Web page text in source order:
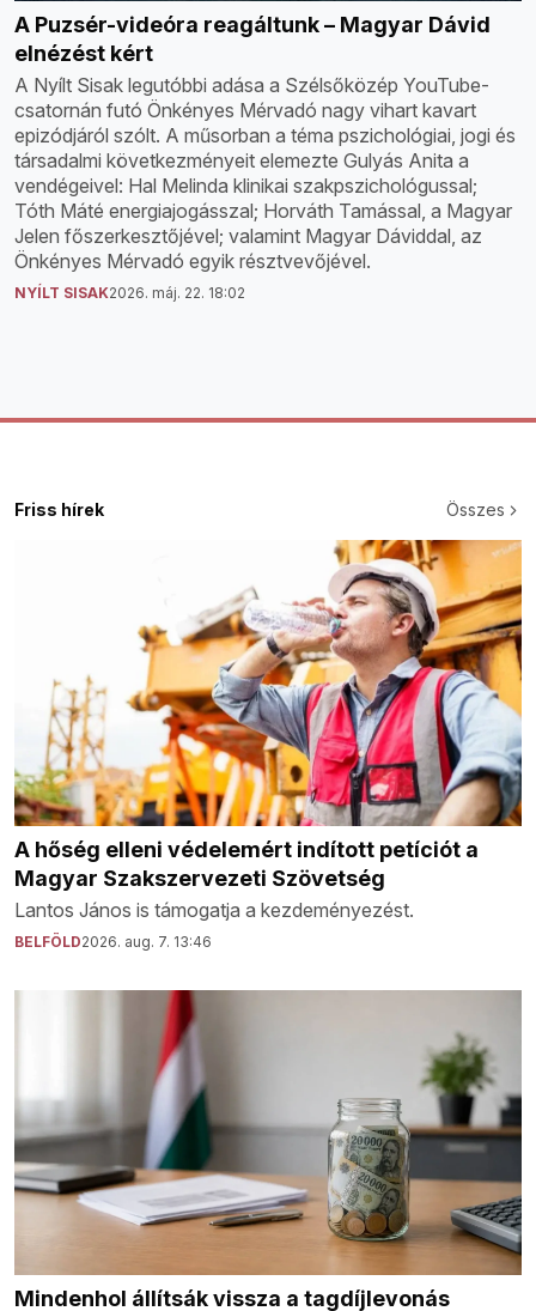
A Puzsér-videóra reagáltunk – Magyar Dávid
elnézést kért
A Nyílt Sisak legutóbbi adása a Szélsőközép YouTube-
csatornán futó Önkényes Mérvadó nagy vihart kavart
epizódjáról szólt. A műsorban a téma pszichológiai, jogi és
társadalmi következményeit elemezte Gulyás Anita a
vendégeivel: Hal Melinda klinikai szakpszichológussal;
Tóth Máté energiajogásszal; Horváth Tamással, a Magyar
Jelen főszerkesztőjével; valamint Magyar Dáviddal, az
Önkényes Mérvadó egyik résztvevőjével.
NYÍLT SISAK2026. máj. 22. 18:02
Friss hírek Összes
A hőség elleni védelemért indított petíciót a
Magyar Szakszervezeti Szövetség
Lantos János is támogatja a kezdeményezést.
BELFÖLD2026. aug. 7. 13:46
Mindenhol állítsák vissza a tagdíjlevonás